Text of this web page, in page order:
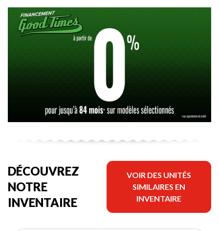
DÉCOUVREZ
NOTRE
INVENTAIRE
VOIR DES UNITÉS
SIMILAIRES EN
INVENTAIRE